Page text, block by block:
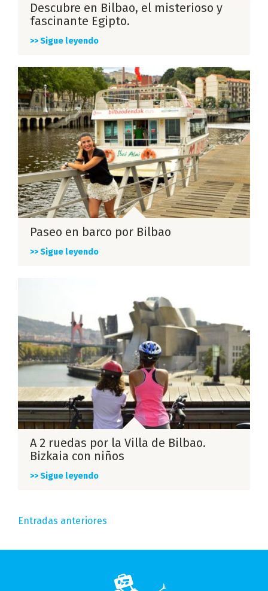
Descubre en Bilbao, el misterioso y
fascinante Egipto.
>> Sigue leyendo
Paseo en barco por Bilbao
>> Sigue leyendo
A 2 ruedas por la Villa de Bilbao.
Bizkaia con niños
>> Sigue leyendo
Navegación
de
Entradas anteriores